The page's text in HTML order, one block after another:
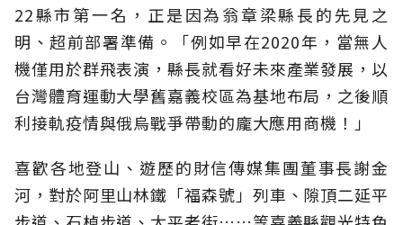
22縣市第一名，正是因為翁章梁縣長的先見之
明、超前部署準備。「例如早在2020年，當無人
機僅用於群飛表演，縣長就看好未來產業發展，以
台灣體育運動大學舊嘉義校區為基地布局，之後順
利接軌疫情與俄烏戰爭帶動的龐大應用商機！」
喜歡各地登山、遊歷的財信傳媒集團董事長謝金
河，對於阿里山林鐵「福森號」列車、隙頂二延平